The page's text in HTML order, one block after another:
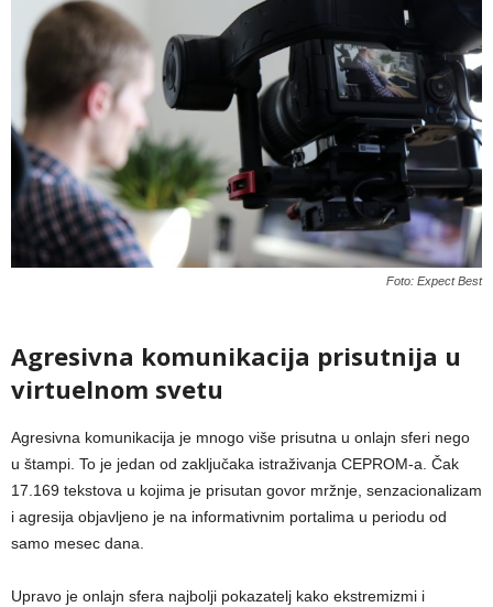
Foto: Expect Best
Agresivna komunikacija prisutnija u
virtuelnom svetu
Agresivna komunikacija je mnogo više prisutna u onlajn sferi nego
u štampi. To je jedan od zaključaka istraživanja CEPROM-a. Čak
17.169 tekstova u kojima je prisutan govor mržnje, senzacionalizam
i agresija objavljeno je na informativnim portalima u periodu od
samo mesec dana.
Upravo je onlajn sfera najbolji pokazatelj kako ekstremizmi i